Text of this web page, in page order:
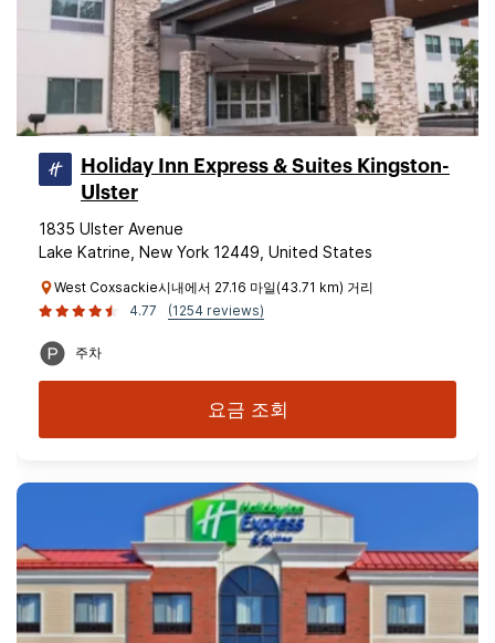
Holiday Inn Express & Suites Kingston-
Ulster
1835 Ulster Avenue
Lake Katrine, New York 12449, United States
West Coxsackie시내에서 27.16 마일(43.71 km) 거리
4.77
(1254 reviews)
주차
요금 조회